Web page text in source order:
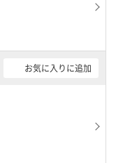
お気に入りに追加